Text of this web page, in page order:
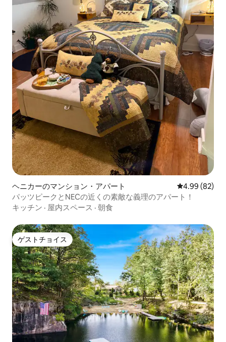
ヘニカーのマンション・アパート レビュー82
4.99 (82)
パッツピークとNECの近くの素敵な義理のアパート！
キッチン · 屋内スペース · 朝食
ゲストチョイス
ゲストチョイス